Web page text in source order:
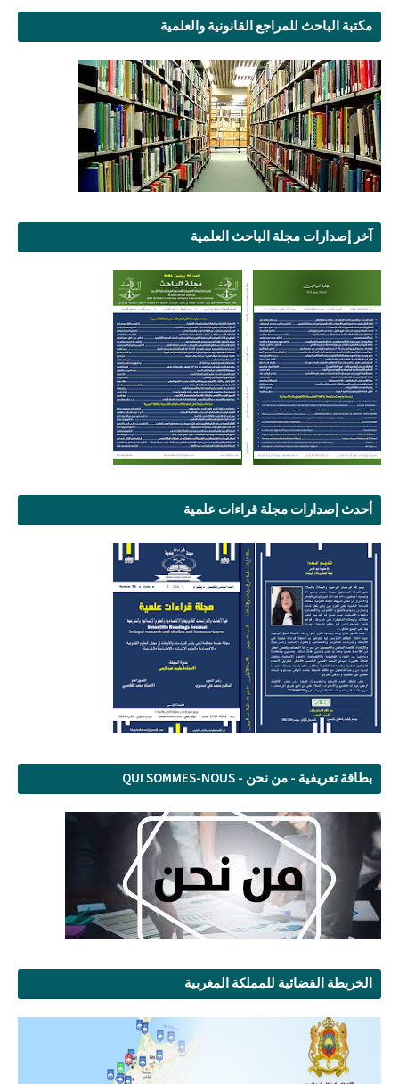
مكتبة الباحث للمراجع القانونية والعلمية
آخر إصدارات مجلة الباحث العلمية
أحدث إصدارات مجلة قراءات علمية
بطاقة تعريفية - من نحن - QUI SOMMES-NOUS
الخريطة القضائية للمملكة المغربية